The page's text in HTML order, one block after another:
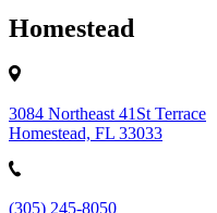
Homestead
3084 Northeast 41St Terrace
Homestead, FL 33033
(305) 245-8050